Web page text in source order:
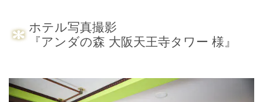
ホテル写真撮影
『アンダの森 大阪天王寺タワー 様』